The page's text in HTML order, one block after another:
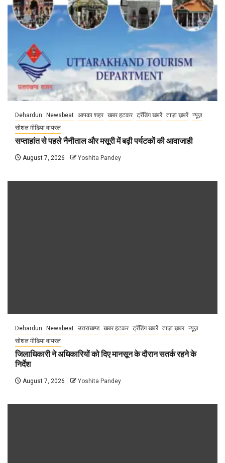
Dehardun Newsbeat आपका शहर खबर हटकर ट्रेंडिंग खबरें ताज़ा ख़बरें न्यूज़
सोशल मीडिया वायरल
सप्ताहांत से पहले नैनीताल और मसूरी में बढ़ी पर्यटकों की आवाजाही
August 7, 2026 Yoshita Pandey
Dehardun Newsbeat उत्तराखण्ड खबर हटकर ट्रेंडिंग खबरें ताज़ा ख़बर न्यूज़
सोशल मीडिया वायरल
जिलाधिकारी ने अधिकारियों को दिए मानसून के दौरान सतर्क रहने के
निर्देश
August 7, 2026 Yoshita Pandey